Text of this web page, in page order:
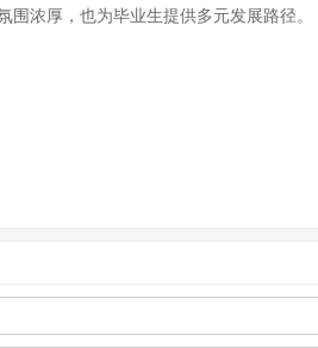
浓厚，也为毕业生提供多元发展路径。